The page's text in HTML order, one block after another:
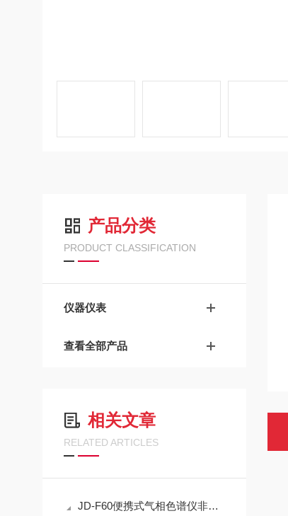
产品分类
PRODUCT CLASSIFICATION
仪器仪表
查看全部产品
相关文章
RELATED ARTICLES
JD-F60便携式气相色谱仪非甲烷总烃现场快速检测技术方案